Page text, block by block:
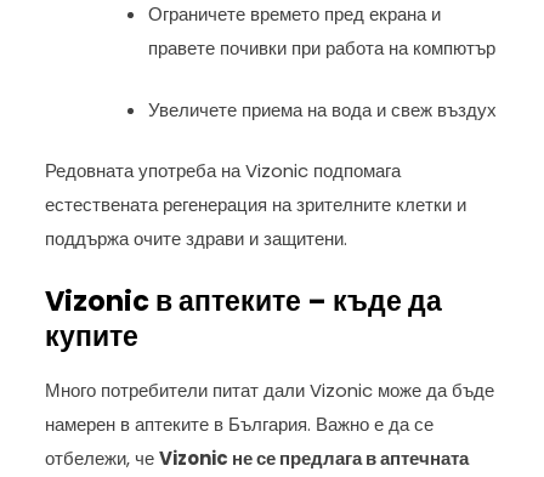
Ограничете времето пред екрана и
правете почивки при работа на компютър
Увеличете приема на вода и свеж въздух
Редовната употреба на Vizonic подпомага
естествената регенерация на зрителните клетки и
поддържа очите здрави и защитени.
Vizonic в аптеките – къде да
купите
Много потребители питат дали Vizonic може да бъде
намерен в аптеките в България. Важно е да се
отбележи, чеVizonic не се предлага в аптечната